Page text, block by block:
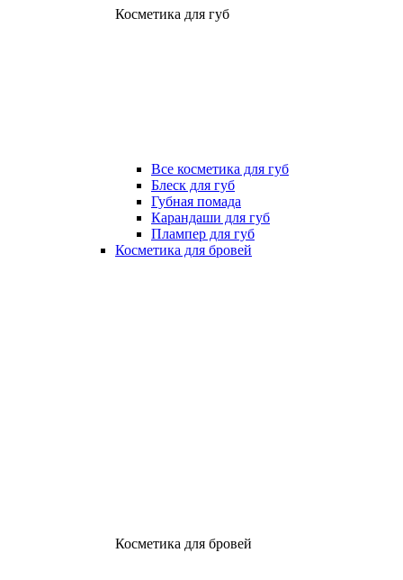
Косметика для губ
Все косметика для губ
Блеск для губ
Губная помада
Карандаши для губ
Плампер для губ
Косметика для бровей
Косметика для бровей